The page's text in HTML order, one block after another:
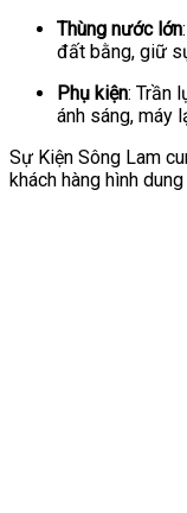
Thùng nước lớn
đất bằng, giữ
Phụ kiện: Trần
ánh sáng, máy
Sự Kiện Sông Lam
khách hàng hình